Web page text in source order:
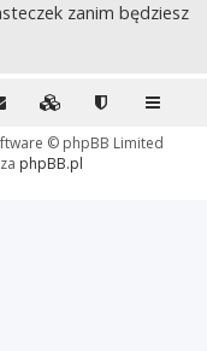
zanim będziesz
© phpBB Limited
phpBB.pl